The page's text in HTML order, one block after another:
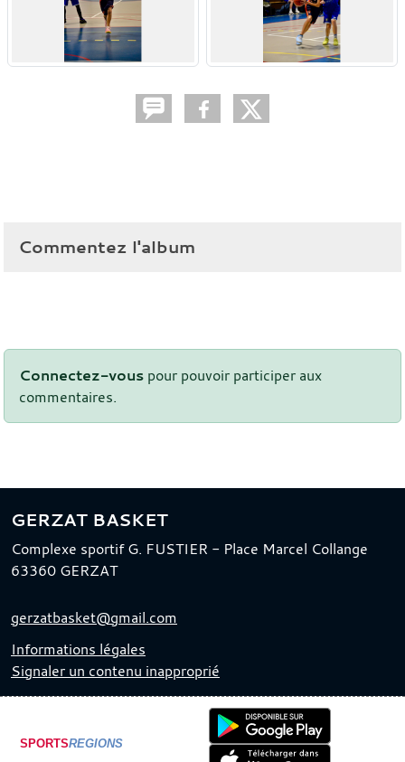
Commentez l'album
Connectez-vous pour pouvoir participer aux
commentaires.
GERZAT BASKET
Complexe sportif G. FUSTIER - Place Marcel Collange
63360 GERZAT
gerzatbasket@gmail.com
Informations légales
Signaler un contenu inapproprié
SPORTSREGIONS